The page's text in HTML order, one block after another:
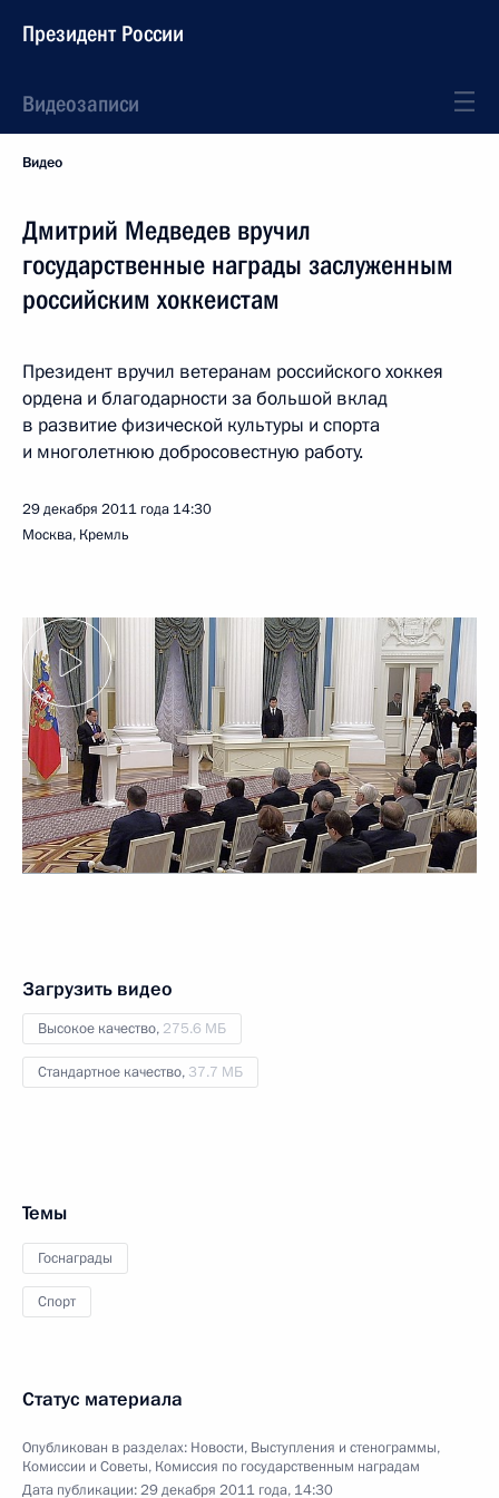
Президент России
Видеозаписи
Видео
Дмитрий Медведев вручил
государственные награды заслуженным
российским хоккеистам
Президент вручил ветеранам российского хоккея
ордена и благодарности за большой вклад
в развитие физической культуры и спорта
и многолетнюю добросовестную работу.
29 декабря 2011 года 14:30
Москва, Кремль
Загрузить видео
Высокое качество, 275.6 МБ
Стандартное качество, 37.7 МБ
Темы
Госнаграды
Спорт
Статус материала
Опубликован в разделах: Новости, Выступления и стенограммы,
Комиссии и Советы, Комиссия по государственным наградам
Дата публикации:29 декабря 2011 года, 14:30